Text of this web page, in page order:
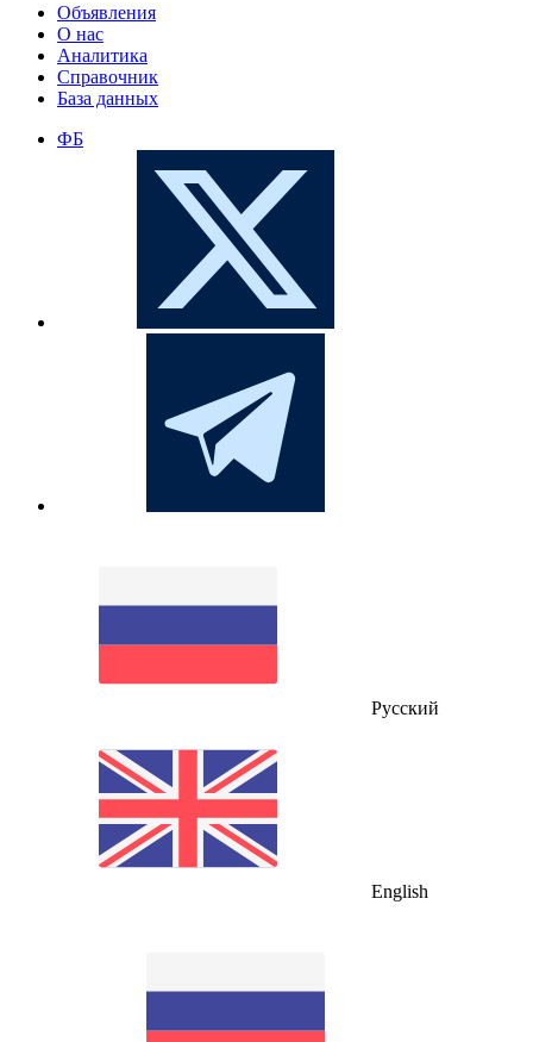
Объявления
О нас
Аналитика
Справочник
База данных
ФБ
Русский
English